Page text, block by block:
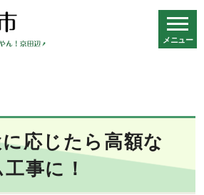
メニュー
応じたら高額な
事に！